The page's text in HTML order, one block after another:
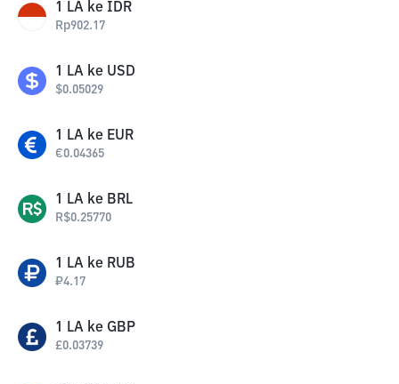
1 LA ke IDR
Rp902.17
1 LA ke USD
$0.05029
1 LA ke EUR
€0.04365
1 LA ke BRL
R$0.25770
1 LA ke RUB
₽4.17
1 LA ke GBP
£0.03739